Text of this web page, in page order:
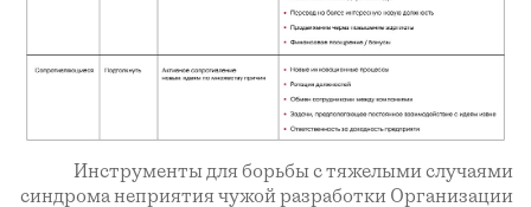
Инструменты для борьбы с тяжелыми случаями
синдрома неприятия чужой разработки Организации